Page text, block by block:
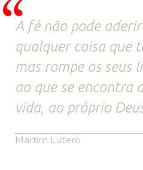
A fé não pode
qualquer coisa que
mas rompe os seus
ao que se encontra
vida, ao próprio
Martim Lutero